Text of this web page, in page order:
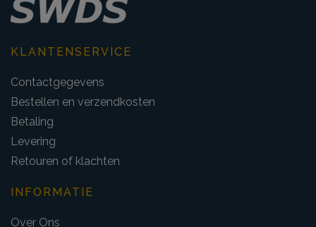
KLANTENSERVICE
Contactgegevens
Bestellen en verzendkosten
Betaling
Levering
Retouren of klachten
INFORMATIE
Over Ons